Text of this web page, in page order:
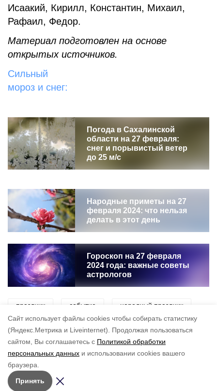
Cайт использует файлы cookies чтобы собирать статистику
(Яндекс.Метрика и Liveinternet).
Продолжая пользоваться
сайтом, Вы соглашаетесь с Политикой обработки
персональных данных и использовании cookies вашего
браузера.
Принять
Исаакий, Кирилл, Константин, Михаил,
Рафаил, Федор.
Материал подготовлен на основе
открытых источников.
Сильный
мороз и снег:
Погода в Сахалинской
области на 27 февраля:
снег и порывистый ветер
до 25 м/с
Народные приметы на 27
февраля 2024: что нельзя
делать в этот день
Гороскоп на 27 февраля
2024 года: важные советы
астрологов
праздник событие народный праздник
церковный праздник история
Понравилась статья?
5